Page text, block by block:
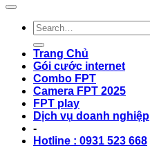
Trang Chủ
Gói cước internet
Combo FPT
Camera FPT 2025
FPT play
Dịch vụ doanh nghiệp
-
Hotline : 0931 523 668